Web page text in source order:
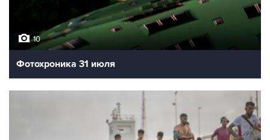
10
Фотохроника 31 июля